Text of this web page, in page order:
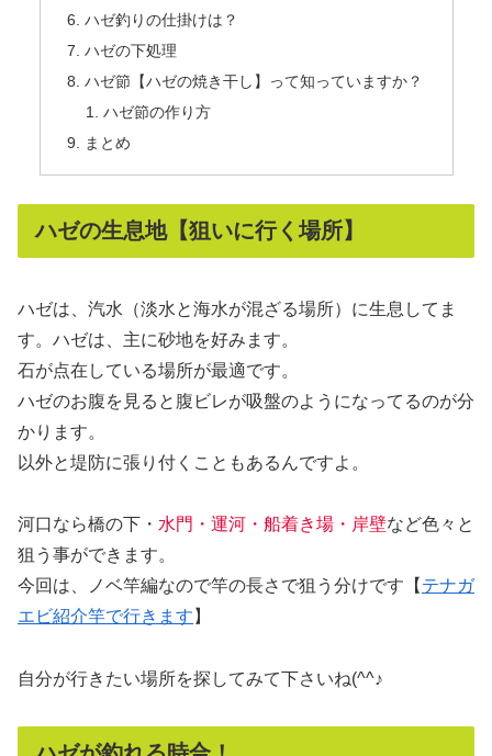
ハゼ釣りの仕掛けは？
ハゼの下処理
ハゼ節【ハゼの焼き干し】って知っていますか？
ハゼ節の作り方
まとめ
ハゼの生息地【狙いに行く場所】
ハゼは、汽水（淡水と海水が混ざる場所）に生息してま
す。ハゼは、主に砂地を好みます。
石が点在している場所が最適です。
ハゼのお腹を見ると腹ビレが吸盤のようになってるのが分
かります。
以外と堤防に張り付くこともあるんですよ。
河口なら橋の下・ 水門・運河・船着き場・岸壁など色々と
狙う事ができます。
今回は、ノベ竿編なので竿の長さで狙う分けです【 テナガ
エビ紹介竿で行きます 】
自分が行きたい場所を探してみて下さいね(^^♪